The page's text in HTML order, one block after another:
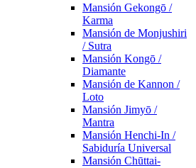
Mansión Gekongō /
Karma
Mansión de Monjushiri
/ Sutra
Mansión Kongō /
Diamante
Mansión de Kannon /
Loto
Mansión Jimyō /
Mantra
Mansión Henchi-In /
Sabiduría Universal
Mansión Chūttai-